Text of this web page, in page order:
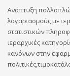
Ανάπτυξη
λογαριασμούς με
στατιστικών
ιεραρχικές
κανόνων στην